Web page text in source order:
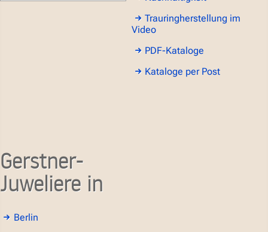
Trauringherstellung im
Video
PDF-Kataloge
Kataloge per Post
Gerstner-
Juweliere in
Berlin